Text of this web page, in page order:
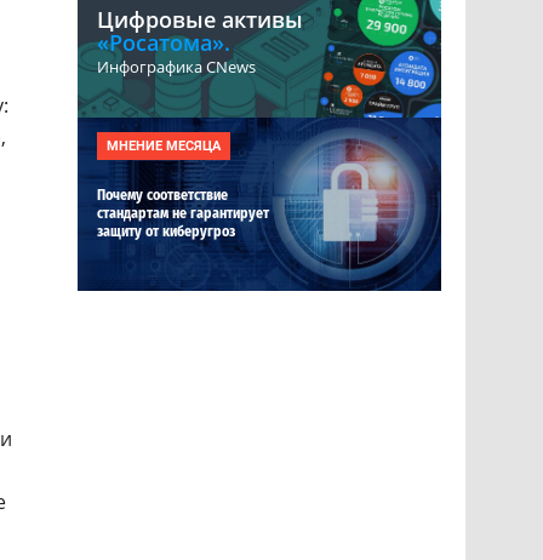
Цифровые активы
«Росатома».
Инфографика CNews
МНЕНИЕ МЕСЯЦА
Почему соответствие
стандартам не гарантирует
защиту от киберугроз